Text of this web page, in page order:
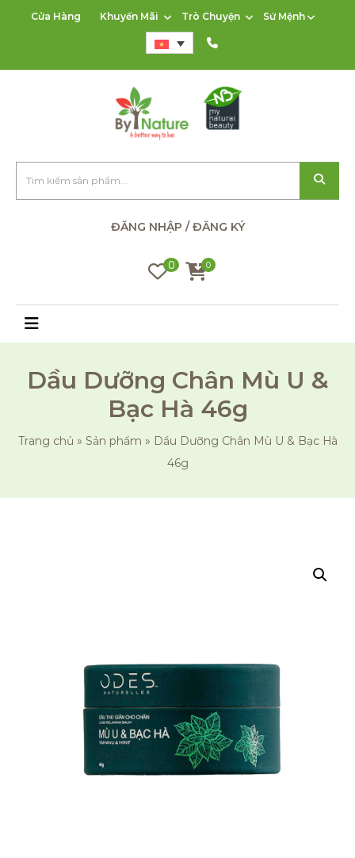
Cửa Hàng Khuyến Mãi Trò Chuyện Sứ Mệnh
ĐĂNG NHẬP / ĐĂNG KÝ
0 0
Dầu Dưỡng Chân Mù U &
Bạc Hà 46g
Trang chủ » Sản phẩm » Dầu Dưỡng Chân Mù U & Bạc Hà
46g